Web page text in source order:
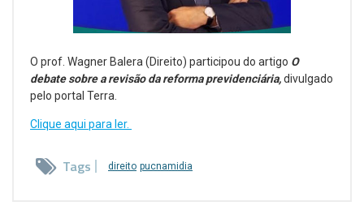
O prof. Wagner Balera (Direito) participou do artigo O
debate sobre a revisão da reforma previdenciária,divulgado
pelo portal Terra.
Clique aqui para ler.
Tags direito pucnamidia